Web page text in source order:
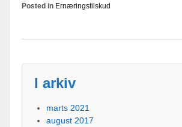
Posted in Ernæringstilskud
I arkiv
marts 2021
august 2017